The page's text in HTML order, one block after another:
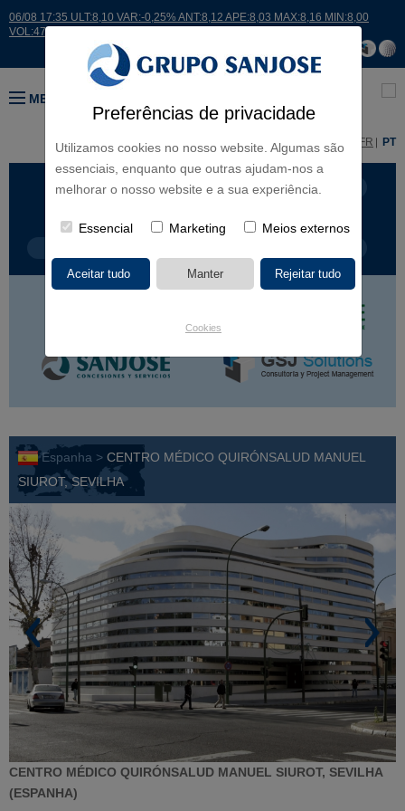
Preferências de privacidade
Utilizamos cookies no nosso website. Algumas são
essenciais, enquanto que outras ajudam-nos a
melhorar o nosso website e a sua experiência.
Essencial Marketing Meios externos
Cookies
06/08 17:35 ULT:8,10 VAR:-0,25% ANT:8,12 APE:8,03 MAX:8,16 MIN:8,00
VOL:47811
MENU
EN FR PT
LINHAS DE NEGÓCIO CONTINENTES
Espanha > CENTRO MÉDICO QUIRÓNSALUD MANUEL
SIUROT, SEVILHA
CENTRO MÉDICO QUIRÓNSALUD MANUEL SIUROT, SEVILHA
(ESPANHA)